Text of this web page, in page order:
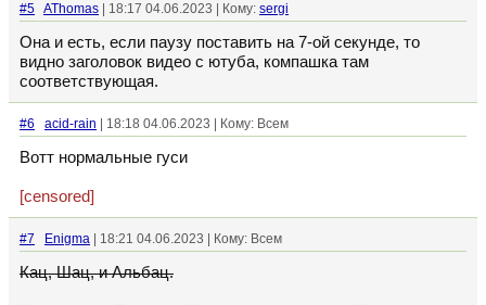
#5 AThomas | 18:17 04.06.2023 | Кому: sergi
Она и есть, если паузу поставить на 7-ой секунде, то
видно заголовок видео с ютуба, компашка там
соответствующая.
#6 acid-rain | 18:18 04.06.2023 | Кому: Всем
Вотт нормальные гуси
[censored]
#7 Enigma | 18:21 04.06.2023 | Кому: Всем
Кац, Шац, и Альбац.